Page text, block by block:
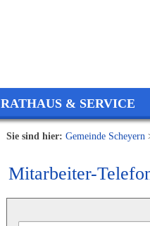
RATHAUS & SERVICE
Sie sind hier: Gemeinde Scheyern
Mitarbeiter-